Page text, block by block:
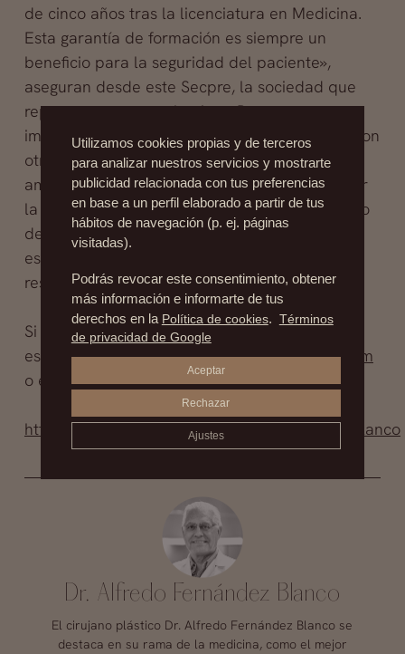
de cinco años tras la licenciatura en Medicina.
Esta garantía de formación es siempre un
beneficio para la seguridad del paciente»,
aseguran desde este Secpre, la sociedad que
representa a este colectivo. «Pensamos que es
importante que la población no se confunda con
otras denominaciones sugerentes pero
ambiguas, y recomendamos siempre confirmar
la titulación de los médicos que se hagan cargo
de su problema, si desean ser atendidos por
especialistas con titulo oficial», recuerdan al
respecto.
Si deseas más información a respecto,
escríbenos acontacto@drfernandezblanco.com
o entra a nuestro Facebook
https://www.facebook.com/clinicasfernandezblanco
Dr. Alfredo Fernández Blanco
El cirujano plástico Dr. Alfredo Fernández Blanco se
destaca en su rama de la medicina, como el mejor
Utilizamos cookies propias y de terceros
para analizar nuestros servicios y mostrarte
publicidad relacionada con tus preferencias
en base a un perfil elaborado a partir de tus
hábitos de navegación (p. ej. páginas
visitadas).
Podrás revocar este consentimiento, obtener
más información e informarte de tus
derechos en la Política de cookies. Términos
de privacidad de Google
Aceptar
Rechazar
Ajustes